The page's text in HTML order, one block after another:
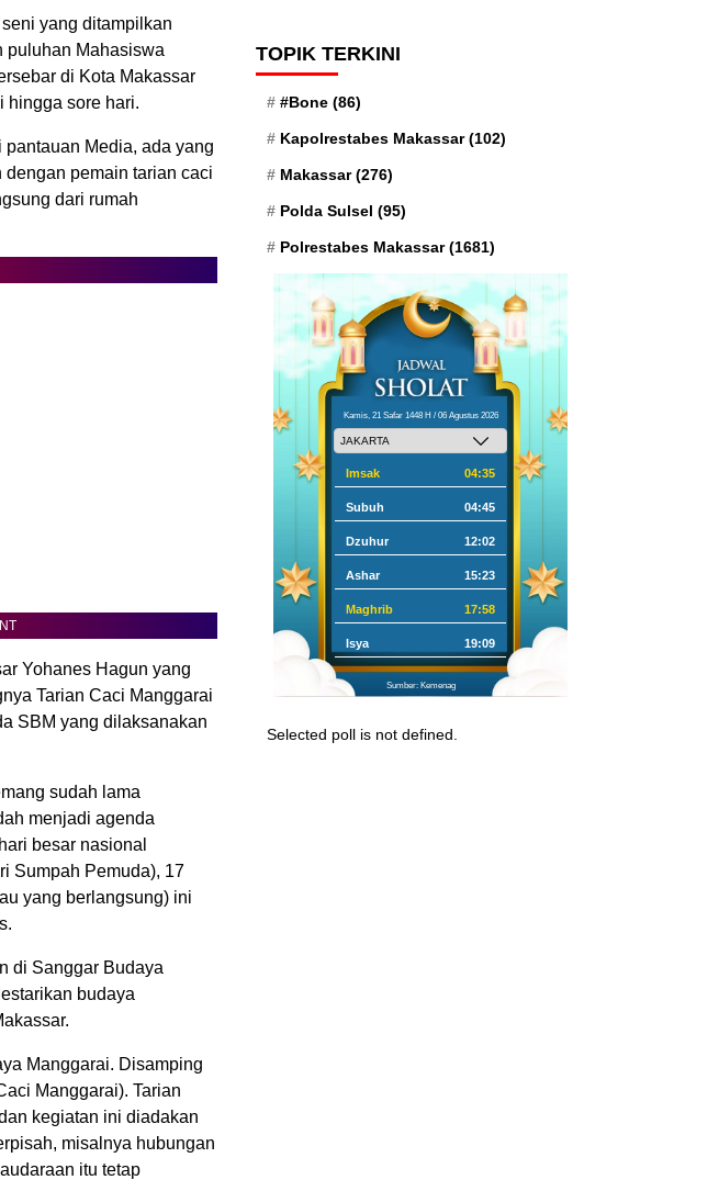
yang ditampilkan
puluhan Mahasiswa
di Kota Makassar
hingga sore hari.
Media, ada yang
pemain tarian caci
dari rumah
Yohanes Hagun yang
Tarian Caci Manggarai
SBM yang dilaksanakan
sudah lama
menjadi agenda
besar nasional
Sumpah Pemuda), 17
yang berlangsung) ini
di Sanggar Budaya
budaya
Manggarai. Disamping
Manggarai). Tarian
kegiatan ini diadakan
misalnya hubungan
itu tetap
TOPIK TERKINI
#Bone (86)
Kapolrestabes Makassar(102)
Makassar(276)
Polda Sulsel (95)
Polrestabes Makassar(1681)
Kamis, 21 Safar 1448 H / 06 Agustus 2026
Imsak 04:35
Subuh 04:45
Dzuhur 12:02
Ashar 15:23
Maghrib 17:58
Isya 19:09
Sumber: Kemenag
Selected poll is not defined.